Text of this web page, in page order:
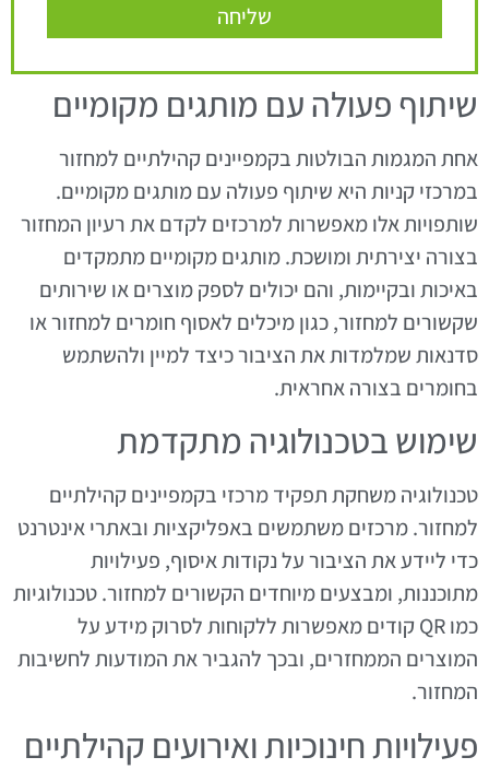
שליחה
שיתוף פעולה עם מותגים מקומיים
אחת המגמות הבולטות בקמפיינים קהילתיים למחזור
במרכזי קניות היא שיתוף פעולה עם מותגים מקומיים.
שותפויות אלו מאפשרות למרכזים לקדם את רעיון המחזור
בצורה יצירתית ומושכת. מותגים מקומיים מתמקדים
באיכות ובקיימות, והם יכולים לספק מוצרים או שירותים
שקשורים למחזור, כגון מיכלים לאסוף חומרים למחזור או
סדנאות שמלמדות את הציבור כיצד למיין ולהשתמש
בחומרים בצורה אחראית.
שימוש בטכנולוגיה מתקדמת
טכנולוגיה משחקת תפקיד מרכזי בקמפיינים קהילתיים
למחזור. מרכזים משתמשים באפליקציות ובאתרי אינטרנט
כדי ליידע את הציבור על נקודות איסוף, פעילויות
מתוכננות, ומבצעים מיוחדים הקשורים למחזור. טכנולוגיות
כמו QR קודים מאפשרות ללקוחות לסרוק מידע על
המוצרים הממחזרים, ובכך להגביר את המודעות לחשיבות
המחזור.
פעילויות חינוכיות ואירועים קהילתיים